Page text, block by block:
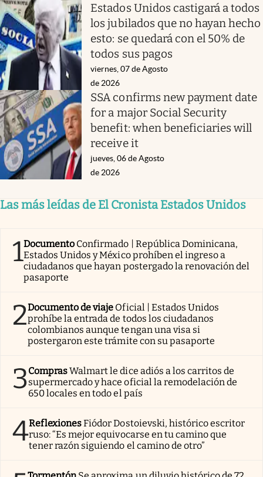
Estados Unidos castigará a todos
los jubilados que no hayan hecho
esto: se quedará con el 50% de
todos sus pagos
viernes, 07 de Agosto
de 2026
SSA confirms new payment date
for a major Social Security
benefit: when beneficiaries will
receive it
jueves, 06 de Agosto
de 2026
Las más leídas de El Cronista Estados Unidos
1Documento Confirmado | República Dominicana,
Estados Unidos y México prohíben el ingreso a
ciudadanos que hayan postergado la renovación del
pasaporte
2Documento de viaje Oficial | Estados Unidos
prohíbe la entrada de todos los ciudadanos
colombianos aunque tengan una visa si
postergaron este trámite con su pasaporte
3ComprasWalmart le dice adiós a los carritos de
supermercado y hace oficial la remodelación de
650 locales en todo el país
4ReflexionesFiódor Dostoievski, histórico escritor
ruso: “Es mejor equivocarse en tu camino que
tener razón siguiendo el camino de otro”